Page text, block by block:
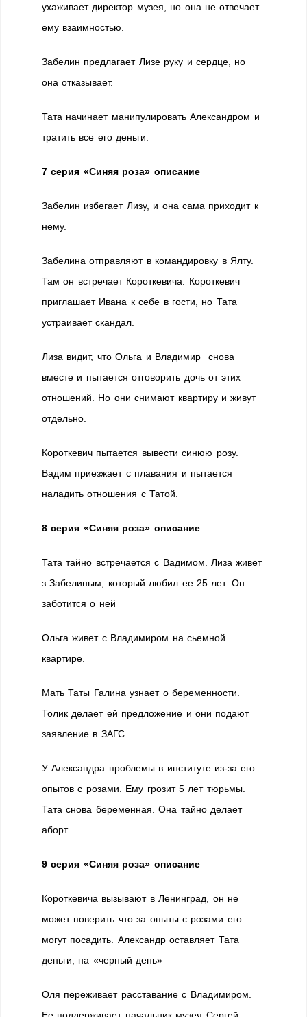
ухаживает директор музея, но она не отвечает
ему взаимностью.
Забелин предлагает Лизе руку и сердце, но
она отказывает.
Тата начинает манипулировать Александром и
тратить все его деньги.
7 серия «Синяя роза» описание
Забелин избегает Лизу, и она сама приходит к
нему.
Забелина отправляют в командировку в Ялту.
Там он встречает Короткевича. Короткевич
приглашает Ивана к себе в гости, но Тата
устраивает скандал.
Лиза видит, что Ольга и Владимир снова
вместе и пытается отговорить дочь от этих
отношений. Но они снимают квартиру и живут
отдельно.
Короткевич пытается вывести синюю розу.
Вадим приезжает с плавания и пытается
наладить отношения с Татой.
8 серия «Синяя роза» описание
Тата тайно встречается с Вадимом. Лиза живет
з Забелиным, который любил ее 25 лет. Он
заботится о ней
Ольга живет с Владимиром на сьемной
квартире.
Мать Таты Галина узнает о беременности.
Толик делает ей предложение и они подают
заявление в ЗАГС.
У Александра проблемы в институте из-за его
опытов с розами. Ему грозит 5 лет тюрьмы.
Тата снова беременная. Она тайно делает
аборт
9 серия «Синяя роза» описание
Короткевича вызывают в Ленинград, он не
может поверить что за опыты с розами его
могут посадить. Александр оставляет Тата
деньги, на «черный день»
Оля переживает расставание с Владимиром.